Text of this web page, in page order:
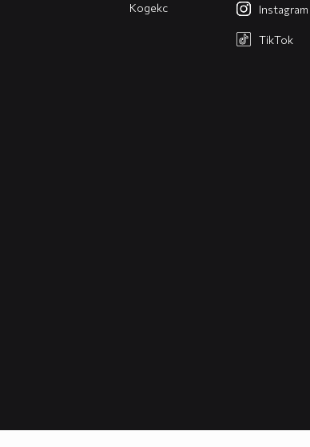
Кодекс Instagram
TikTok